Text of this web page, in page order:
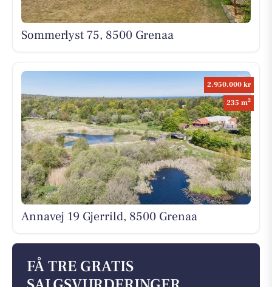
Sommerlyst 75, 8500 Grenaa
2.950.000 kr
235 m2
Annavej 19 Gjerrild, 8500 Grenaa
FÅ TRE GRATIS